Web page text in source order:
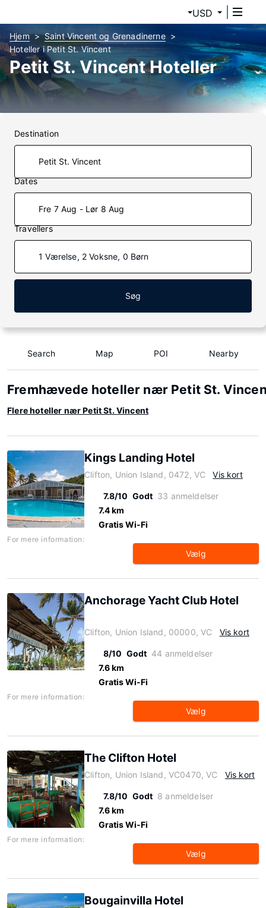
USD
Hjem
Saint Vincent og Grenadinerne
Hoteller i Petit St. Vincent
Petit St. Vincent Hoteller
Destination
Dates
Fre 7 Aug - Lør 8 Aug
Travellers
1 Værelse, 2 Voksne, 0 Børn
Søg
Search Map POI Nearby
Fremhævede hoteller nær Petit St.
Flere hoteller nær Petit St. Vincent
Kings Landing Hotel
Clifton, Union Island, 0472, VC Vis kort
7.8/10 Godt 33 anmeldelser
7.4 km
Gratis Wi-Fi
For mere information:
Vælg
Anchorage Yacht Club Hotel
Clifton, Union Island, 00000, VC Vis kort
8/10 Godt 44 anmeldelser
7.6 km
Gratis Wi-Fi
For mere information:
Vælg
The Clifton Hotel
Clifton, Union Island, VC0470, VC Vis kort
7.8/10 Godt 8 anmeldelser
7.6 km
Gratis Wi-Fi
For mere information:
Vælg
Bougainvilla Hotel